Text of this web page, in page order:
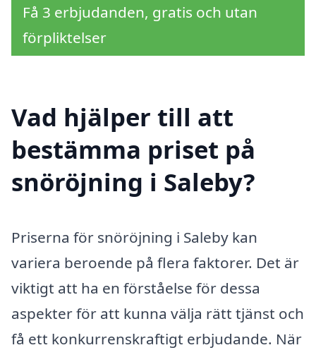
Få 3 erbjudanden, gratis och utan
förpliktelser
Vad hjälper till att
bestämma priset på
snöröjning i Saleby?
Priserna för snöröjning i Saleby kan
variera beroende på flera faktorer. Det är
viktigt att ha en förståelse för dessa
aspekter för att kunna välja rätt tjänst och
få ett konkurrenskraftigt erbjudande. När